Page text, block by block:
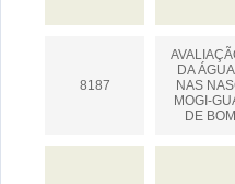
8187
DA
NAS
MOGI-
DE